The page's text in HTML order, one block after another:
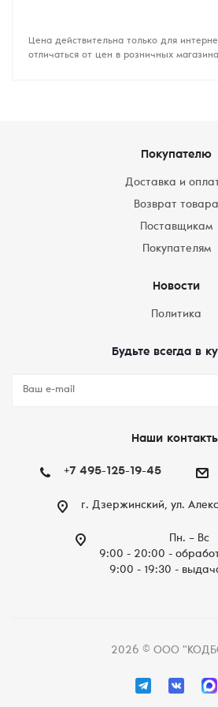
Цена действительна только для
отличаться от цен в розничных
Покупателю
Доставка и
Возврат товара
Поставщикам
Покупателям
Новости
Политика
Будьте всегда в
Наши
+7 495-125-19-45
г. Дзержинский, ул.
Пн. – Вc
9:00 - 20:00 -
9:00 - 19:30 -
2026 © ООО